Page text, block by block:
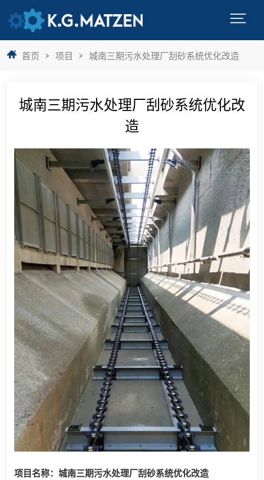
首页 > 项目 > 城南三期污水处理厂刮砂系统优化改造
城南三期污水处理厂刮砂系统优化改
造
项目名称：城南三期污水处理厂刮砂系统优化改造